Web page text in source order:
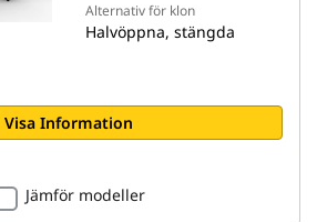
Alternativ för klon
Halvöppna, stängda
Visa Information
Jämför modeller